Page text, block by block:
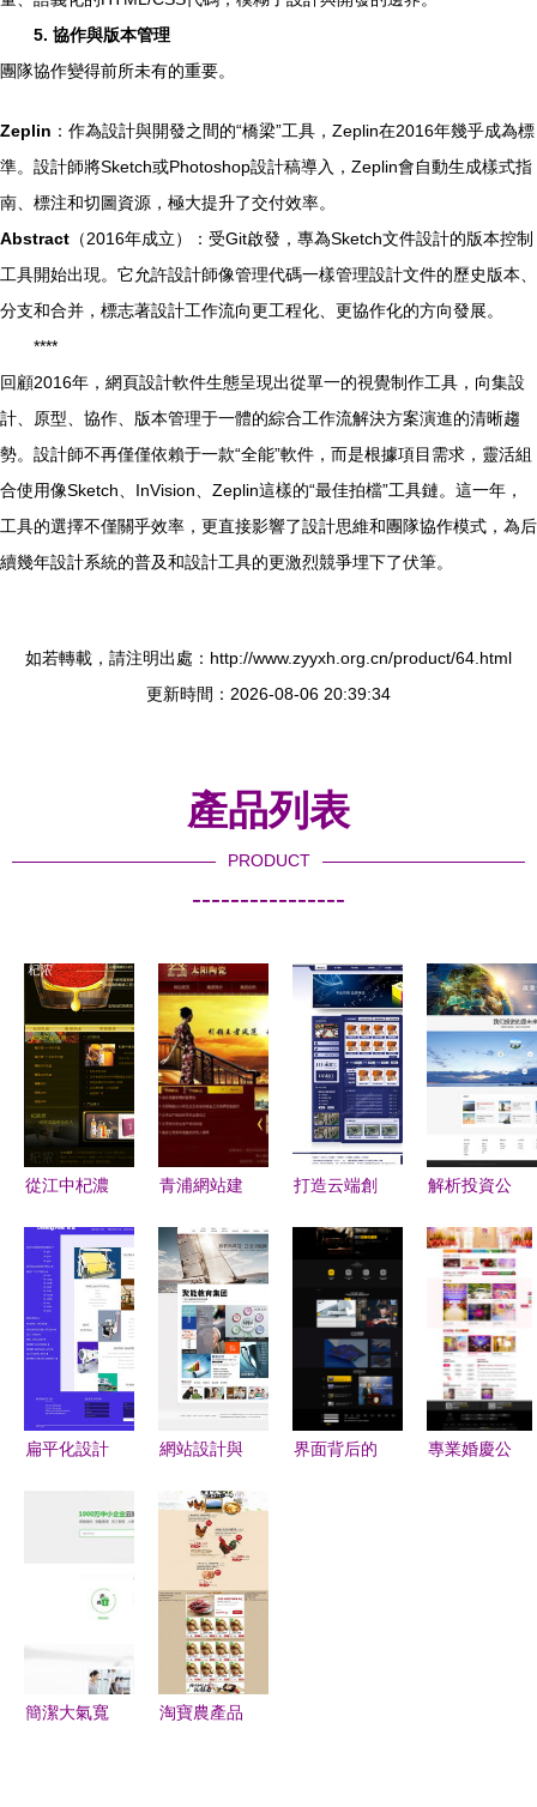
5. 協作與版本管理
團隊協作變得前所未有的重要。
Zeplin ：作為設計與開發之間的“橋梁”工具，Zeplin在2016年幾乎成為標
準。設計師將Sketch或Photoshop設計稿導入，Zeplin會自動生成樣式指
南、標注和切圖資源，極大提升了交付效率。
Abstract （2016年成立）：受Git啟發，專為Sketch文件設計的版本控制
工具開始出現。它允許設計師像管理代碼一樣管理設計文件的歷史版本、
分支和合并，標志著設計工作流向更工程化、更協作化的方向發展。
****
回顧2016年，網頁設計軟件生態呈現出從單一的視覺制作工具，向集設
計、原型、協作、版本管理于一體的綜合工作流解決方案演進的清晰趨
勢。設計師不再僅僅依賴于一款“全能”軟件，而是根據項目需求，靈活組
合使用像Sketch、InVision、Zeplin這樣的“最佳拍檔”工具鏈。這一年，
工具的選擇不僅關乎效率，更直接影響了設計思維和團隊協作模式，為后
續幾年設計系統的普及和設計工具的更激烈競爭埋下了伏筆。
如若轉載，請注明出處：http://www.zyyxh.org.cn/product/64.html
更新時間：2026-08-06 20:39:34
產品列表
PRODUCT
----------------
從江中杞濃
站建設 品
牌多元化與
數字化營銷
之路
青浦網站建
計指南 從
價格到圖
片，一站式
解決方案
打造云端創
語星文具用
品網頁設計
軟件解決方
案
解析投資公
案例 軟件
賦能，打造
專業、可
信、交互式
的在線門戶
扁平化設計
計的簡約美
網站設計與
構建數字世
界的視覺與
體驗藝術
界面背后的
專業婚慶公
簡潔大氣寬
淘寶農產品